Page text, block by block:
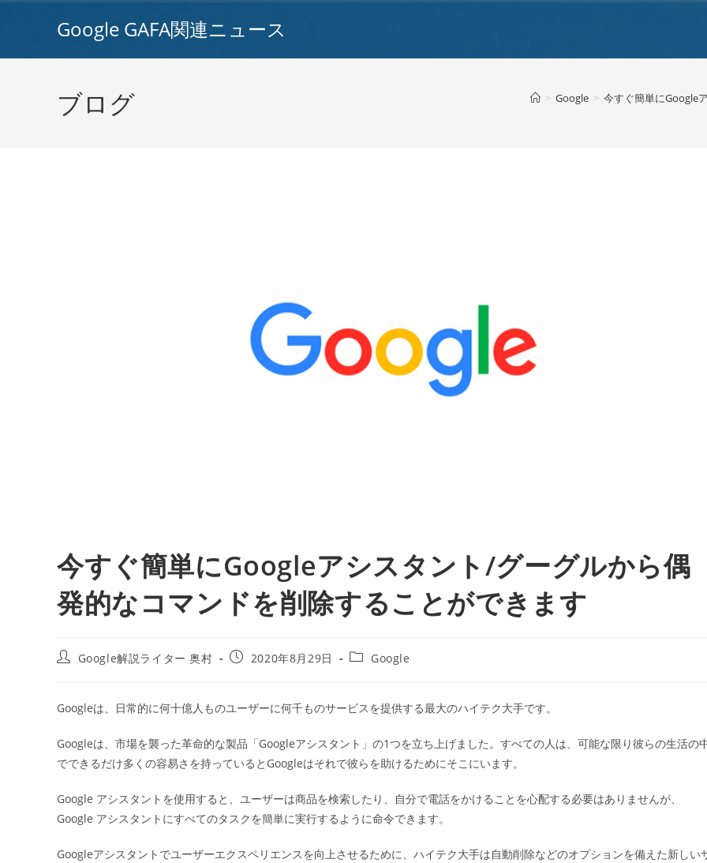
Google GAFA関連ニュース
ブログ > Google > 今すぐ簡単にGoogle
今すぐ簡単にGoogleアシスタント/グーグルから偶
発的なコマンドを削除することができます
投
Google解説ライター 奥村
投
開
日:
2020年8月29日
投
テ
ゴ
ー:
Google
Googleは、日常的に何十億人ものユーザーに何千ものサービスを提供する最大のハイテク大手です。
Googleは、市場を襲った革命的な製品「Googleアシスタント」の1つを立ち上げました。すべての人は、可能な限り彼らの生活の
でできるだけ多くの容易さを持っているとGoogleはそれで彼らを助けるためにそこにいます。
Google アシスタントを使用すると、ユーザーは商品を検索したり、自分で電話をかけることを心配する必要はありませんが、
Google アシスタントにすべてのタスクを簡単に実行するように命令できます。
Googleアシスタントでユーザーエクスペリエンスを向上させるために、ハイテク大手は自動削除などのオプションを備えた新しい